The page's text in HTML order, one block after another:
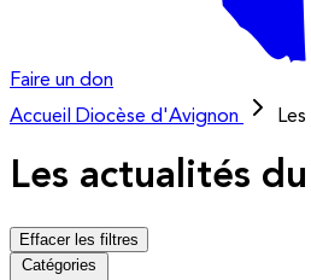
Faire un don
Accueil
Diocèse d'Avignon
Les actualités
Effacer les filtres
Catégories